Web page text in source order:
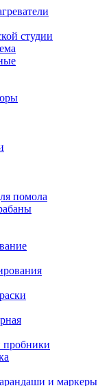
студии
помола
и маркеры